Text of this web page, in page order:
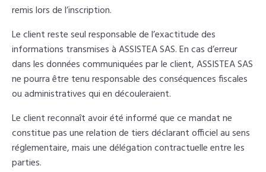
remis lors de l’inscription.
Le client reste seul responsable de l’exactitude des
informations transmises à ASSISTEA SAS. En cas d’erreur
dans les données communiquées par le client, ASSISTEA SAS
ne pourra être tenu responsable des conséquences fiscales
ou administratives qui en découleraient.
Le client reconnaît avoir été informé que ce mandat ne
constitue pas une relation de tiers déclarant officiel au sens
réglementaire, mais une délégation contractuelle entre les
parties.